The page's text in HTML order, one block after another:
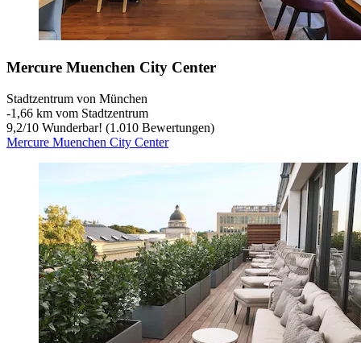
Mercure Muenchen City Center
Stadtzentrum von München
‐1,66 km vom Stadtzentrum
9,2/10 Wunderbar! (1.010 Bewertungen)
Mercure Muenchen City Center